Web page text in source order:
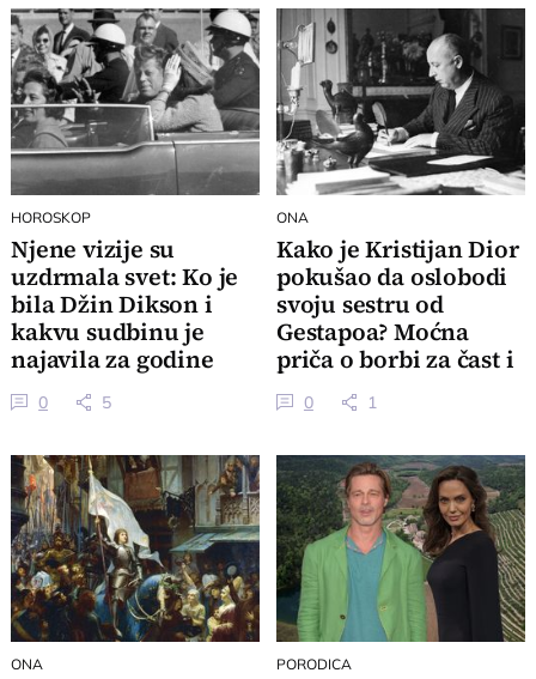
HOROSKOP
Njene vizije su
uzdrmala svet: Ko je
bila Džin Dikson i
kakvu sudbinu je
najavila za godine
koje dolaze?
0 5
ONA
Kako je Kristijan Dior
pokušao da oslobodi
svoju sestru od
Gestapoa? Moćna
priča o borbi za čast i
slobodu
0 1
ONA PORODICA